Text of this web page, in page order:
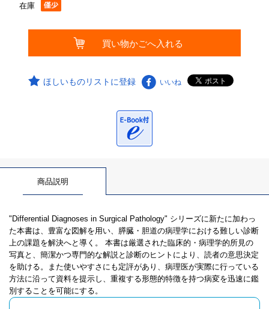
在庫
ほしいものリストに登録 いいね
商品説明
"Differential Diagnoses in Surgical Pathology" シリーズに新たに加わっ
た本書は、豊富な図解を用い、膵臓・胆道の病理学における難しい診断
上の課題を解決へと導く。 本書は厳選された臨床的・病理学的所見の
写真と、簡潔かつ専門的な解説と診断のヒントにより、読者の意思決定
を助ける。また使いやすさにも定評があり、病理医が実際に行っている
方法に沿って資料を提示し、重複する形態的特徴を持つ病変を迅速に鑑
別することを可能にする。